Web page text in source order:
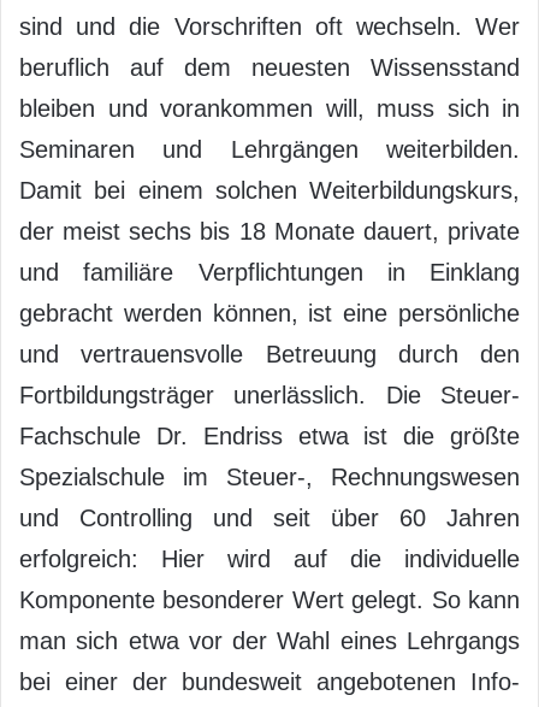
sind und die Vorschriften oft wechseln. Wer
beruflich auf dem neuesten Wissensstand
bleiben und vorankommen will, muss sich in
Seminaren und Lehrgängen weiterbilden.
Damit bei einem solchen Weiterbildungskurs,
der meist sechs bis 18 Monate dauert, private
und familiäre Verpflichtungen in Einklang
gebracht werden können, ist eine persönliche
und vertrauensvolle Betreuung durch den
Fortbildungsträger unerlässlich. Die Steuer-
Fachschule Dr. Endriss etwa ist die größte
Spezialschule im Steuer-, Rechnungswesen
und Controlling und seit über 60 Jahren
erfolgreich: Hier wird auf die individuelle
Komponente besonderer Wert gelegt. So kann
man sich etwa vor der Wahl eines Lehrgangs
bei einer der bundesweit angebotenen Info-